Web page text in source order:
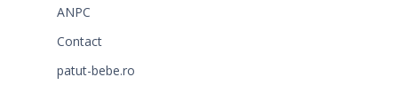
ANPC
Contact
patut-bebe.ro